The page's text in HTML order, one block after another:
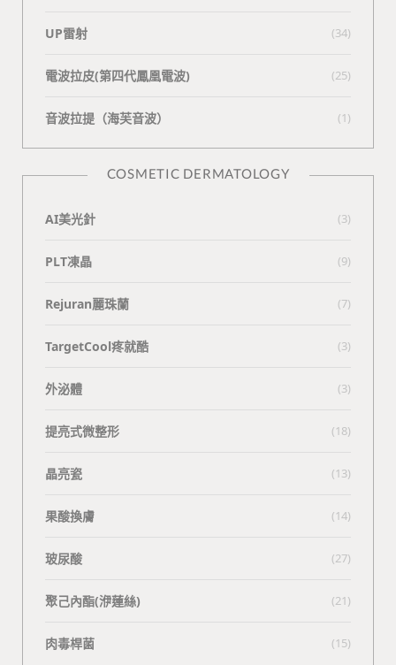
UP雷射 (34)
電波拉皮(第四代鳳凰電波) (25)
⾳波拉提（海芙⾳波） (1)
COSMETIC DERMATOLOGY
AI美光針 (3)
PLT凍晶 (9)
Rejuran麗珠蘭 (7)
TargetCool疼就酷 (3)
外泌體 (3)
提亮式微整形 (18)
晶亮瓷 (13)
果酸換膚 (14)
玻尿酸 (27)
聚己內酯(洢蓮絲) (21)
肉毒桿菌 (15)